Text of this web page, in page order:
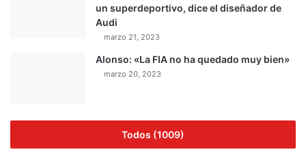
un superdeportivo, dice el diseñador de
Audi
marzo 21, 2023
Alonso: «La FIA no ha quedado muy bien»
marzo 20, 2023
Todos (1009)